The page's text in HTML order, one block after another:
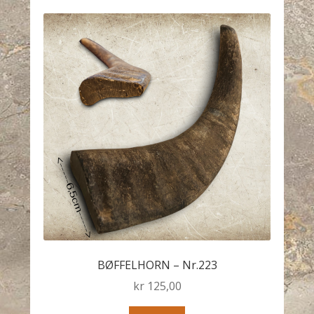
BØFFELHORN – Nr.223
kr125,00